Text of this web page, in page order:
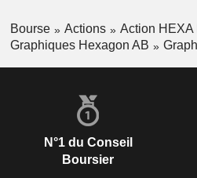
Bourse Actions
Action HEXA
Graphiques Hexagon AB
N°1 du Conseil
Boursier